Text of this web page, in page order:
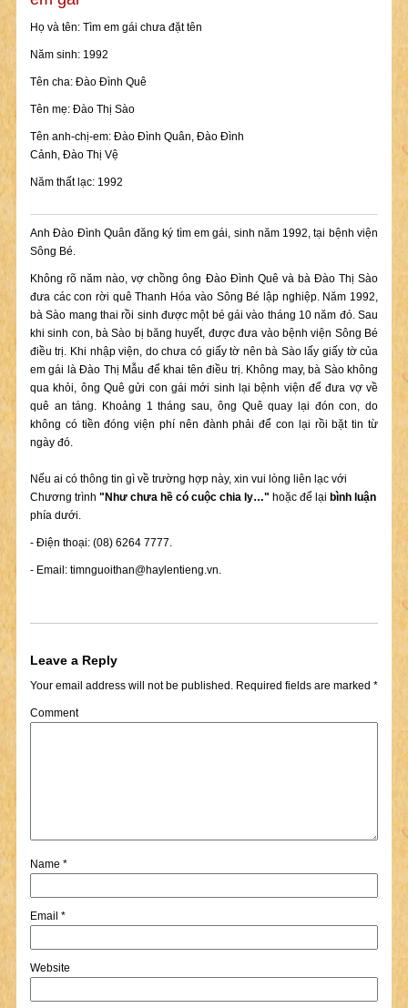
Họ và tên: Tìm em gái chưa đặt tên
Năm sinh: 1992
Tên cha: Đào Đình Quê
Tên mẹ: Đào Thị Sào
Tên anh-chị-em: Đào Đình Quân, Đào Đình
Cảnh, Đào Thị Vệ
Năm thất lạc: 1992
Anh Đào Đình Quân đăng ký tìm em gái, sinh năm 1992, tại bệnh viện
Sông Bé.
Không rõ năm nào, vợ chồng ông Đào Đình Quê và bà Đào Thị Sào
đưa các con rời quê Thanh Hóa vào Sông Bé lập nghiệp. Năm 1992,
bà Sào mang thai rồi sinh được một bé gái vào tháng 10 năm đó. Sau
khi sinh con, bà Sào bị băng huyết, được đưa vào bệnh viện Sông Bé
điều trị. Khi nhập viện, do chưa có giấy tờ nên bà Sào lấy giấy tờ của
em gái là Đào Thị Mẫu để khai tên điều trị. Không may, bà Sào không
qua khỏi, ông Quê gửi con gái mới sinh lại bệnh viện để đưa vợ về
quê an táng. Khoảng 1 tháng sau, ông Quê quay lại đón con, do
không có tiền đóng viện phí nên đành phải để con lại rồi bặt tin từ
ngày đó.
Nếu ai có thông tin gì về trường hợp này, xin vui lòng liên lạc với
Chương trình "Như chưa hề có cuộc chia ly…" hoặc để lại bình luận
phía dưới.
- Điện thoại: (08) 6264 7777.
- Email: timnguoithan@haylentieng.vn.
Leave a Reply
Your email address will not be published.Required fields are marked *
Comment
Name *
Email *
Website